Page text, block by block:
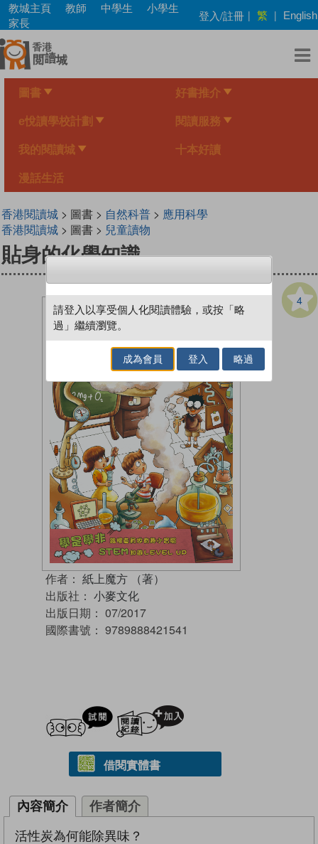
Skip
main
content
教城主頁 教師 中學生
小學生
家長
登入/註冊 | 繁 | English
圖書 好書推介
e悅讀學校計劃 閱讀服務
我的閱讀城 十本好讀
漫話生活
香港閱讀城> 圖書 > 自然科普> 應用科學
香港閱讀城> 圖書 > 兒童讀物
貼身的化學知識
4
作者： 紙上魔方 （著）
出版社： 小麥文化
出版日期： 07/2017
國際書號： 9789888421541
試閲
借閱實體書
內容簡介 作者簡介
活性炭為何能除異味？
請登入以享受個人化閱讀體驗，或按「略
過」繼續瀏覽。
成為會員 登入 略過